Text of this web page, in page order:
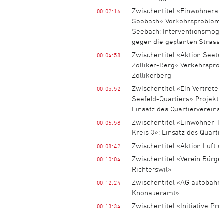
00:02:16
Zwischentitel
Seebach»
Seebach;
gegen die geplanten
00:04:58
Zwischentitel «Aktion
Zolliker-Berg»
Zollikerberg
00:05:52
Zwischentitel «Ein
Seefeld-Quartiers»
Einsatz des
00:06:58
Zwischentitel
Kreis 3»; Einsatz des
00:08:42 Zwischentitel «Aktion Luft
00:10:04
Zwischentitel «Verein
Richterswil»
00:12:24
Zwischentitel «AG
Knonaueramt»
00:13:34 Zwischentitel «Initiative